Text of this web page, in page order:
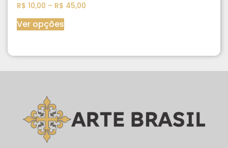
R$ 10,00 – R$ 45,00
Ver opções